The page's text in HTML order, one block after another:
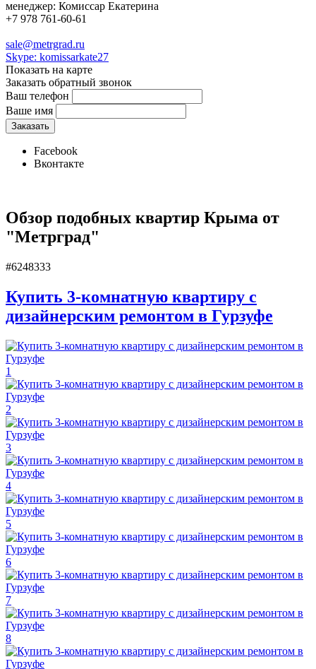
менеджер: Комиссар Екатерина
+7 978 761-60-61
sale@metrgrad.ru
Skype: komissarkate27
Показать на карте
Заказать обратный звонок
Ваш телефон
Ваше имя
Facebook
Вконтакте
Обзор подобных квартир Крыма от
"Метрград"
#6248333
Купить 3-комнатную квартиру с
дизайнерским ремонтом в Гурзуфе
1
2
3
4
5
6
7
8